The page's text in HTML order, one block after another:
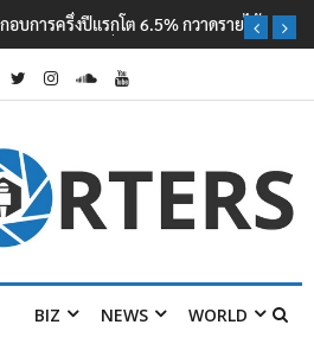
แรกโต 6.5% กวาดรายได้ 2.3 หมื่นล้านยูโร
ส่ง 4 แบรนด์ใหม่บุกตลาดไทย